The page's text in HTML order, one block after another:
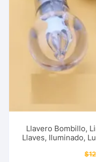
Llavero Bombillo,
Llaves, Iluminado,
$